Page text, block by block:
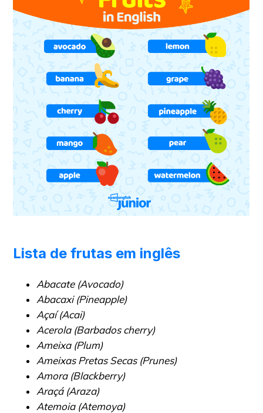
Lista de frutas em inglês
Abacate (Avocado)
Abacaxi (Pineapple)
Açaí (Acai)
Acerola (Barbados cherry)
Ameixa (Plum)
Ameixas Pretas Secas (Prunes)
Amora (Blackberry)
Araçá (Araza)
Atemoia (Atemoya)